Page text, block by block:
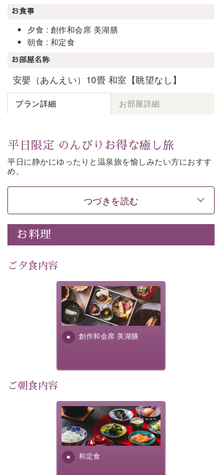
お食事
夕食 : 創作和会席 美湖膳
朝食 : 和定食
お部屋名称
安嬰（あんえい）10畳 和室【眺望なし】
プラン詳細 お部屋詳細
平日限定 のんびりお得な癒し旅
平日に静かにゆったりと温泉旅を愉しみたい方におすす
め。
い。
どなたでもお得にご予約できます。
-----------【安心への取り組み】----------
個室料亭、貸切風呂のご利用が可能な上、 安心安全にご
滞在いただけるよう
徹底した衛生管理を行っております。
---------------------------------------------
【公式限定価格】 通常料金よりお一人様1100円引き
・朝夕個室料亭で個室食
・館内着をご用意
・就寝用パジャマをご用意
・館内フリーWi-Fi
・チェックイン15時、チェックアウト10時
つづきを読む
お料理
ご夕食内容
創作和会席 美湖膳
美湖膳とは諏訪の地で特別を
提供する為に料理長・神原 裕
明が考え出した創作和会席で
す。美しい諏訪湖の幸...
ご朝食内容
和定食
さっぱりとした和食膳に使わ
れる食材は、諏訪の名産品を
ふんだんに取り入れ、安心・
安全を心掛けた長野県産...